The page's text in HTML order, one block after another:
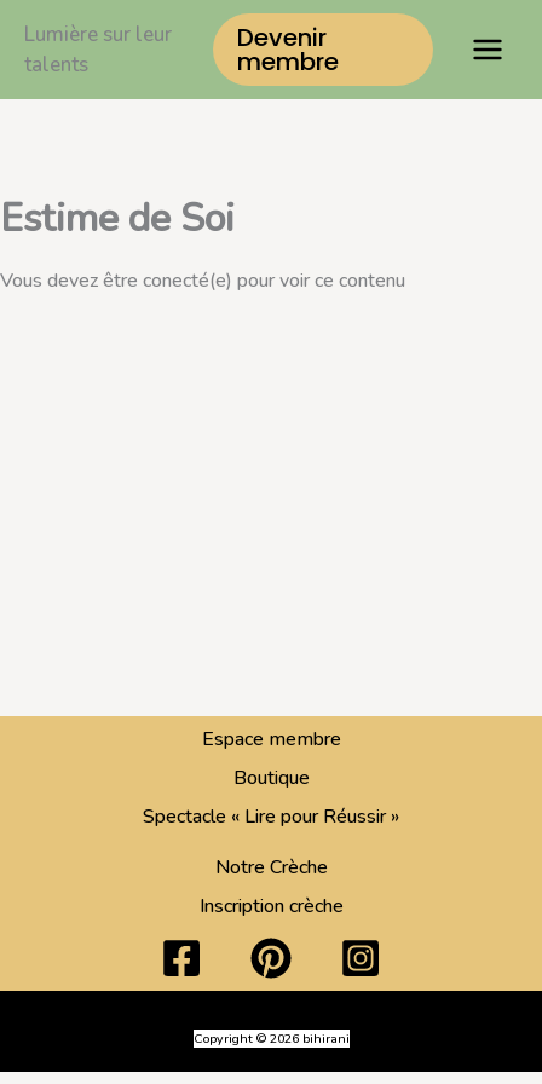
contenu
Lumière sur leur
talents
Devenir
membre
Estime de Soi
Vous devez être conecté(e) pour voir ce contenu
Espace membre
Boutique
Spectacle « Lire pour Réussir »
Notre Crèche
Inscription crèche
Copyright © 2026 bihirani